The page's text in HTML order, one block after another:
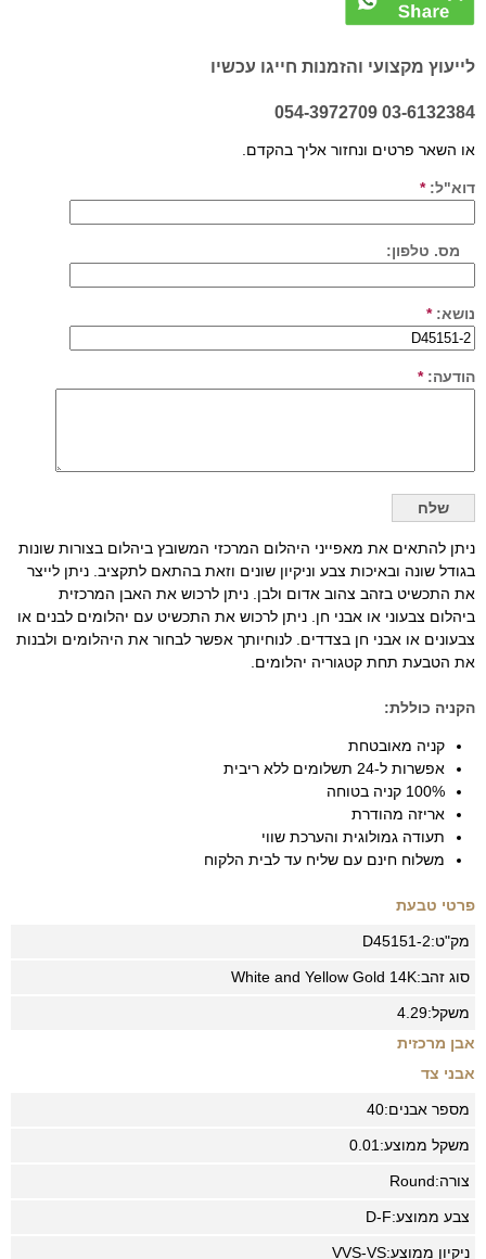
לייעוץ מקצועי והזמנות חייגו עכשיו
03-6132384 054-3972709
או השאר פרטים ונחזור אליך בהקדם.
דוא"ל:*
מס. טלפון:
נושא:*
הודעה:*
ניתן להתאים את מאפייני היהלום המרכזי המשובץ ביהלום בצורות שונות
בגודל שונה ובאיכות צבע וניקיון שונים וזאת בהתאם לתקציב. ניתן לייצר
את התכשיט בזהב צהוב אדום ולבן. ניתן לרכוש את האבן המרכזית
ביהלום צבעוני או אבני חן. ניתן לרכוש את התכשיט עם יהלומים לבנים או
צבעונים או אבני חן בצדדים. לנוחיותך אפשר לבחור את היהלומים ולבנות
את הטבעת תחת קטגוריה יהלומים.
הקניה כוללת:
קניה מאובטחת
אפשרות ל-24 תשלומים ללא ריבית
100% קניה בטוחה
אריזה מהודרת
תעודה גמולוגית והערכת שווי
משלוח חינם עם שליח עד לבית הלקוח
פרטי טבעת
מק"ט:D45151-2
סוג זהב: White and Yellow Gold 14K
משקל:4.29
אבן מרכזית
אבני צד
מספר אבנים:40
משקל ממוצע: 0.01
צורה:Round
צבע ממוצע:D-F
ניקיון ממוצע:VVS-VS